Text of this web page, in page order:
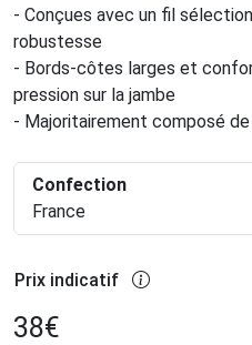
- Conçues avec un fil
robustesse
- Bords-côtes larges et
pression sur la jambe
- Majoritairement composé
Confection
France
Prix indicatif
38€